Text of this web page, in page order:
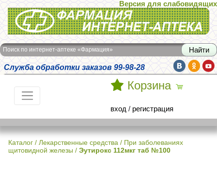
Интернет-аптека Фармация
Версия для слабовидящих
Поиск по интернет-аптеке «Фармация»
Служба обработки заказов 99-98-28
Корзина
вход / регистрация
Каталог / Лекарственные средства / При заболеваниях
щитовидной железы / Эутирокс 112мкг таб №100